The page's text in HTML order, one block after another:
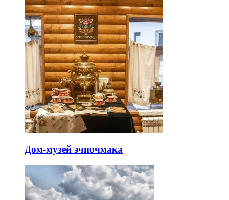
Дом-музей эчпочмака